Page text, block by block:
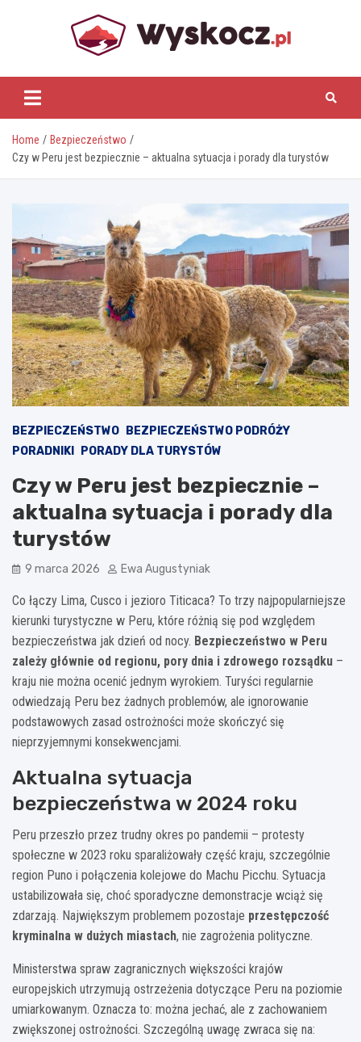
www.wyskocz.pl
Home
Bezpieczeństwo
Czy w Peru jest bezpiecznie – aktualna sytuacja i porady dla turystów
BEZPIECZEŃSTWO
BEZPIECZEŃSTWO PODRÓŻY
PORADNIKI
PORADY DLA TURYSTÓW
Czy w Peru jest bezpiecznie –
aktualna sytuacja i porady dla
turystów
9 marca 2026 Ewa Augustyniak
Co łączy Lima, Cusco i jezioro Titicaca? To trzy najpopularniejsze
kierunki turystyczne w Peru, które różnią się pod względem
bezpieczeństwa jak dzień od nocy. Bezpieczeństwo w Peru
zależy głównie od regionu, pory dnia i zdrowego rozsądku –
kraju nie można ocenić jednym wyrokiem. Turyści regularnie
odwiedzają Peru bez żadnych problemów, ale ignorowanie
podstawowych zasad ostrożności może skończyć się
nieprzyjemnymi konsekwencjami.
Aktualna sytuacja
bezpieczeństwa w 2024 roku
Peru przeszło przez trudny okres po pandemii – protesty
społeczne w 2023 roku sparaliżowały część kraju, szczególnie
region Puno i połączenia kolejowe do Machu Picchu. Sytuacja
ustabilizowała się, choć sporadyczne demonstracje wciąż się
zdarzają. Największym problemem pozostaje przestępczość
kryminalna w dużych miastach, nie zagrożenia polityczne.
Ministerstwa spraw zagranicznych większości krajów
europejskich utrzymują ostrzeżenia dotyczące Peru na poziomie
umiarkowanym. Oznacza to: można jechać, ale z zachowaniem
zwiększonej ostrożności. Szczególną uwagę zwraca się na: